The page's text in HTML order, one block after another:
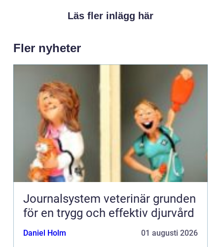
Läs fler inlägg här
Fler nyheter
Journalsystem veterinär grunden
för en trygg och effektiv djurvård
Daniel Holm 01 augusti 2026